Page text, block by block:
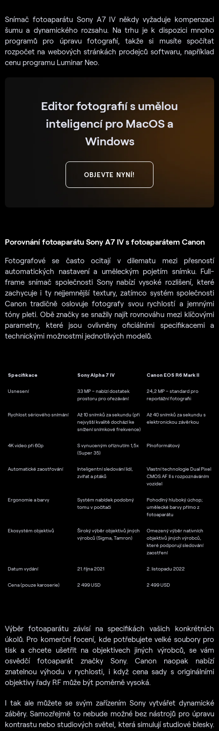
Snímač fotoaparátu Sony A7 IV někdy vyžaduje kompenzaci
šumu a dynamického rozsahu. Na trhu je k dispozici mnoho
programů pro úpravu fotografií, takže si musíte spočítat
rozpočet na webových stránkách prodejců softwaru, například
cenu programu Luminar Neo.
Editor fotografií s umělou
inteligencí pro MacOS a
Windows
OBJEVTE NYNÍ!
Porovnání fotoaparátu Sony A7 IV s fotoaparátem Canon
Fotografové se často ocitají v dilematu mezi přesností
automatických nastavení a uměleckým pojetím snímku. Full-
frame snímač společnosti Sony nabízí vysoké rozlišení, které
zachycuje i ty nejjemnější textury, zatímco systém společnosti
Canon tradičně oslovuje fotografy svou rychlostí a jemnými
tóny pleti. Obě značky se snažily najít rovnováhu mezi klíčovými
parametry, které jsou ovlivněny oficiálními specifikacemi a
technickými možnostmi jednotlivých modelů.
Specifikace Sony Alpha 7 IV Canon EOS R6 Mark II
Usnesení
33 MP – nabízí dostatek
prostoru pro ořezávání
24,2 MP – standard pro
reportážní fotografii
Rychlost sériového snímání
Až 10 snímků za sekundu (při
nejvyšší kvalitě dochází ke
snížení snímkové frekvence)
Až 40 snímků za sekundu s
elektronickou závěrkou
4K video při 60p
S vynuceným oříznutím 1,5x
(Super 35)
Plnoformátový
Automatické zaostřování
Inteligentní sledování lidí,
zvířat a ptáků
Vlastní technologie Dual Pixel
CMOS AF II s rozpoznáváním
vozidel
Ergonomie a barvy
Systém nabídek podobný
tomu v počítači
Pohodlný hluboký úchop;
umělecké barvy přímo z
fotoaparátu
Ekosystém objektivů
Široký výběr objektivů jiných
výrobců (Sigma, Tamron)
Omezený výběr nativních
objektivů jiných výrobců,
které podporují sledování
zaostření
Datum vydání 21. října 2021 2. listopadu 2022
Cena (pouze karoserie) 2 499 USD 2 499 USD
Výběr fotoaparátu závisí na specifikách vašich konkrétních
úkolů. Pro komerční focení, kde potřebujete velké soubory pro
tisk a chcete ušetřit na objektivech jiných výrobců, se vám
osvědčí fotoaparát značky Sony. Canon naopak nabízí
znatelnou výhodu v rychlosti, i když cena sady s originálními
objektivy řady RF může být poměrně vysoká.
I tak ale můžete se svým zařízením Sony vytvářet dynamické
záběry. Samozřejmě to nebude možné bez nástrojů pro úpravu
kontrastu nebo studiových světel, která simulují studiové blesky.